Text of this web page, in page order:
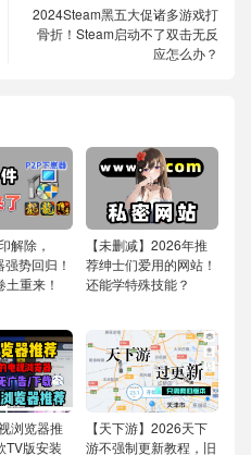
2024Steam黑五大促诸多游戏打
骨折！Steam启动不了双击无反
应怎么办？
解除，
势回归！
重来！
【未删减】2026年推
荐绅士们爱用的网站！
还能学特殊技能？
浏览器推
TV版安装
【天下游】2026天下
游不强制更新教程，旧